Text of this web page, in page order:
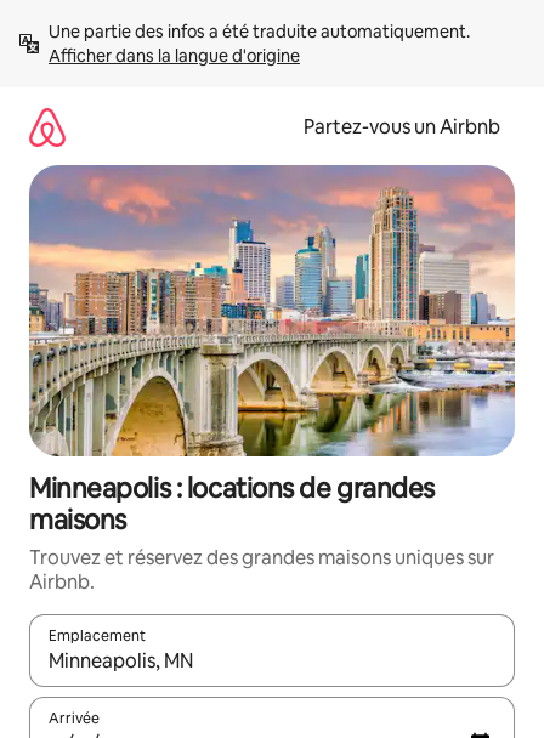
directement
Afficher dans la langue d'origine
Partez-vous un Airbnb
Minneapolis : locations de grandes
maisons
Trouvez et réservez des grandes maisons uniques sur
Airbnb.
Emplacement
Quand les résultats sont affichés, parcourez-les en utilisant
Arrivée